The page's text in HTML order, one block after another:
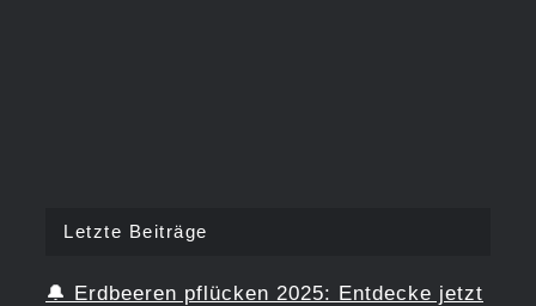
Letzte Beiträge
🔔 Erdbeeren pflücken 2025: Entdecke jetzt